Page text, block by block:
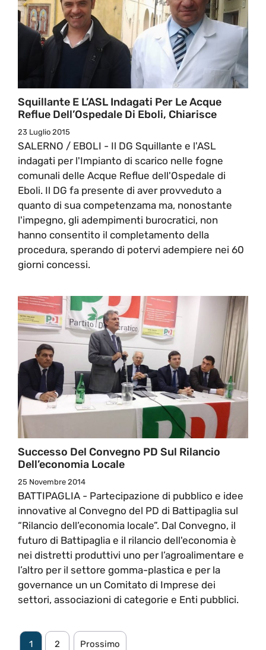
Squillante E L’ASL Indagati Per Le Acque
Reflue Dell’Ospedale Di Eboli, Chiarisce
23 Luglio 2015
SALERNO / EBOLI - Il DG Squillante e l'ASL
indagati per l'Impianto di scarico nelle fogne
comunali delle Acque Reflue dell'Ospedale di
Eboli. Il DG fa presente di aver provveduto a
quanto di sua competenzama ma, nonostante
l'impegno, gli adempimenti burocratici, non
hanno consentito il completamento della
procedura, sperando di potervi adempiere nei 60
giorni concessi.
Successo Del Convegno PD Sul Rilancio
Dell’economia Locale
25 Novembre 2014
BATTIPAGLIA - Partecipazione di pubblico e idee
innovative al Convegno del PD di Battipaglia sul
“Rilancio dell’economia locale”. Dal Convegno, il
futuro di Battipaglia e il rilancio dell'economia è
nei distretti produttivi uno per l’agroalimentare e
l’altro per il settore gomma-plastica e per la
governance un un Comitato di Imprese dei
settori, associazioni di categorie e Enti pubblici.
1 2 Prossimo